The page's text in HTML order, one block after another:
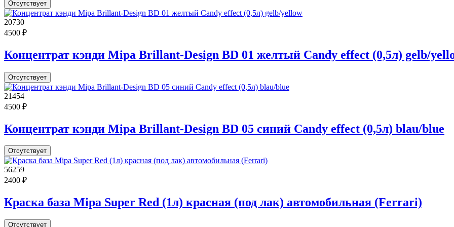
Отсутствует
20730
4500 ₽
Концентрат кэнди Mipa Brillant-Design BD 01 желтый Candy effect (0,5л) gelb/
Отсутствует
21454
4500 ₽
Концентрат кэнди Mipa Brillant-Design BD 05 синий Candy effect (0,5л) blau/blue
Отсутствует
56259
2400 ₽
Краска база Mipa Super Red (1л) красная (под лак) автомобильная (Ferrari)
Отсутствует